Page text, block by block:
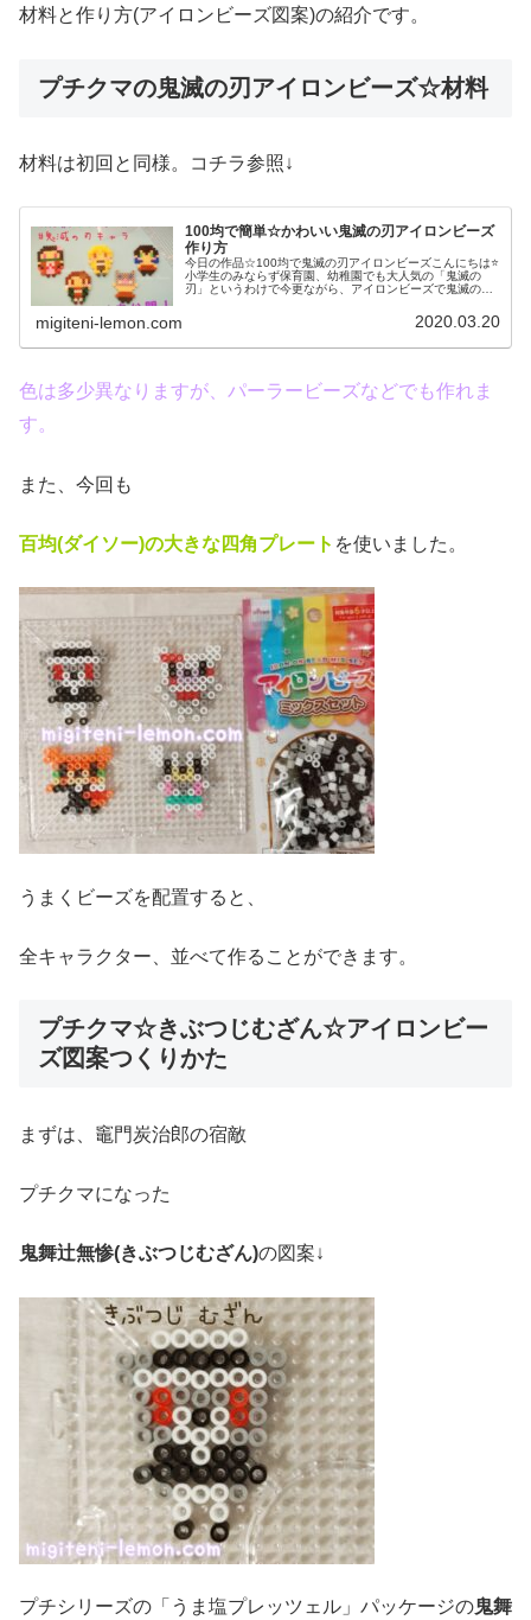
材料と作り方(アイロンビーズ図案)の紹介です。
プチクマの鬼滅の刃アイロンビーズ☆材料
材料は初回と同様。コチラ参照↓
100均で簡単☆かわいい鬼滅の刃アイロンビーズ
作り方
今日の作品☆100均で鬼滅の刃アイロンビーズこんにちは⭐
小学生のみならず保育園、幼稚園でも大人気の「鬼滅の
刃」というわけで今更ながら、アイロンビーズで鬼滅の刃
migiteni-lemon.com 2020.03.20
色は多少異なりますが、パーラービーズなどでも作れま
す。
また、今回も
百均(ダイソー)の大きな四角プレート を使いました。
うまくビーズを配置すると、
全キャラクター、並べて作ることができます。
プチクマ☆きぶつじむざん☆アイロンビー
ズ図案つくりかた
まずは、竈門炭治郎の宿敵
プチクマになった
鬼舞辻無惨(きぶつじむざん)の図案↓
プチシリーズの「うま塩プレッツェル」パッケージの鬼舞